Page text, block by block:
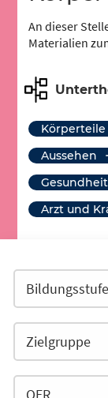
An dieser
Materialien
Körperteile
Aussehen
Arzt und